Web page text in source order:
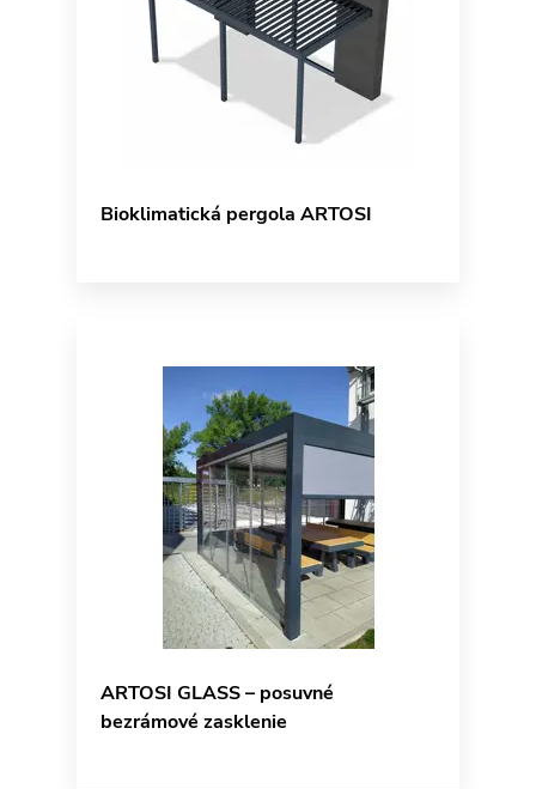
Bioklimatická pergola ARTOSI
ARTOSI GLASS – posuvné
bezrámové zasklenie